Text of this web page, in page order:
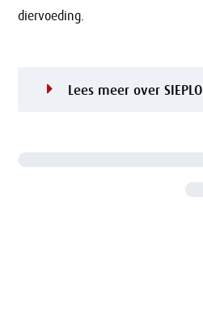
diervoeding.
Lees meer over SIEPLO